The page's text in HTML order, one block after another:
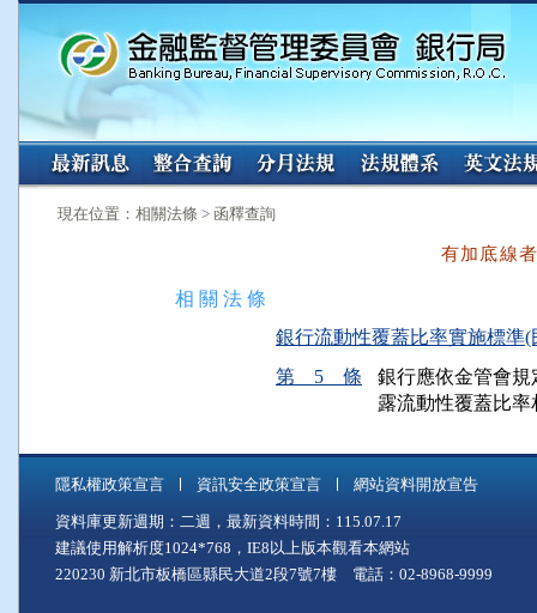
:::
現在位置：相關法條 > 函釋查詢
有加底線
相 關 法 條
銀行流動性覆蓋比率實施標準(
第 5 條
銀行應依金管會
露流動性覆蓋比率
隱私權政策宣言 資訊安全政策宣言 網站資料開放宣告
資料庫更新週期：二週，最新資料時間：115.07.17
建議使用解析度1024*768，IE8以上版本觀看本網站
220230 新北市板橋區縣民大道2段7號7樓 電話：02-8968-9999